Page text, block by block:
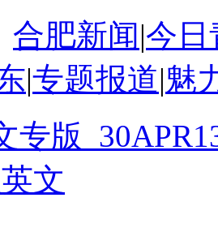
合肥新闻|今日
|专题报道|魅
专版